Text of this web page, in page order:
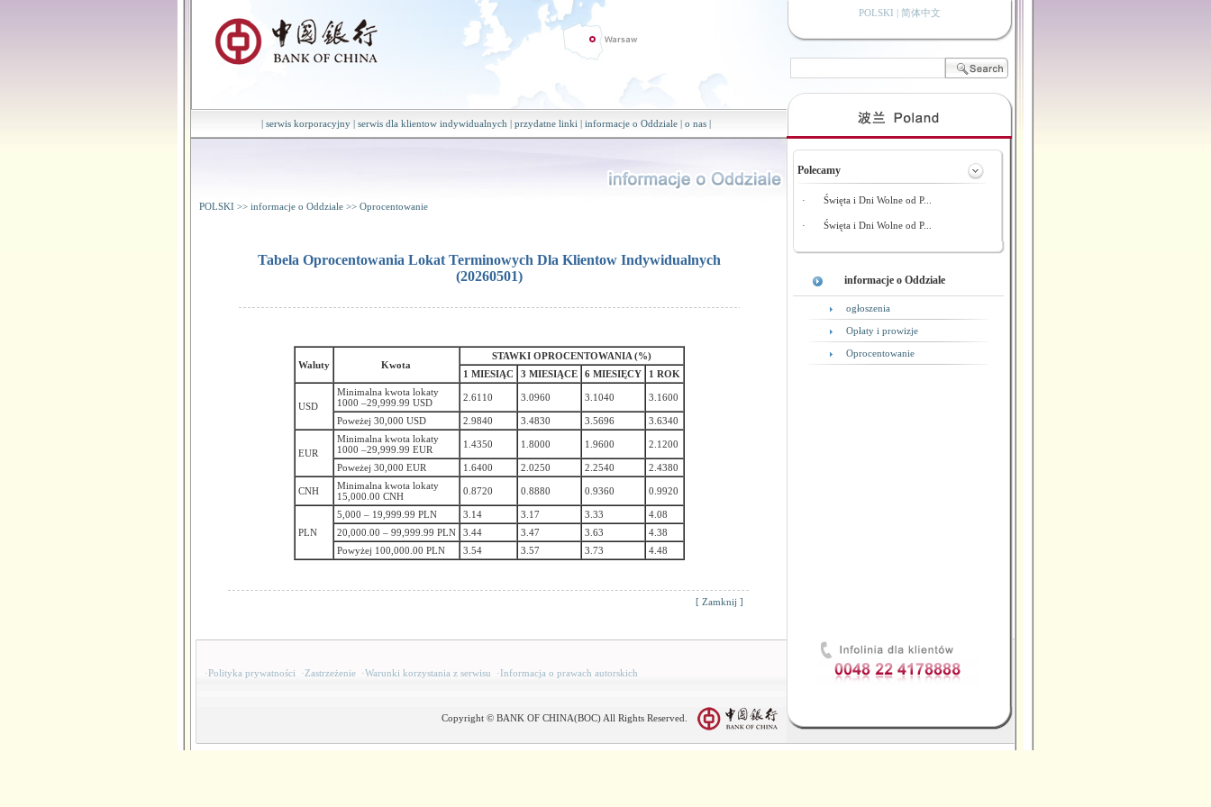
| serwis korporacyjny | serwis dla klientow indywidualnych | przydatne linki | informacje o Oddziale | o nas |
POLSKI | 简体中文
POLSKI >> informacje o Oddziale >> Oprocentowanie
Tabela Oprocentowania Lokat Terminowych Dla Klientow Indywidualnych
(20260501)
Waluty Kwota
STAWKI OPROCENTOWANIA (%)
1 MIESIĄC
3 MIESIĄCE 6 MIESIĘCY 1 ROK
USD
Minimalna kwota lokaty
1000 –29,999.99 USD
2.6110 3.0960 3.1040 3.1600
Poweżej 30,000 USD 2.9840 3.4830 3.5696 3.6340
EUR
Minimalna kwota lokaty
1000 –29,999.99 EUR
1.4350 1.8000 1.9600 2.1200
Poweżej 30,000 EUR 1.6400 2.0250 2.2540 2.4380
CNH
Minimalna kwota lokaty
15,000.00 CNH
0.8720 0.8880 0.9360 0.9920
PLN
5,000 – 19,999.99 PLN 3.14 3.17 3.33
4.08
20,000.00 – 99,999.99 PLN
3.44 3.47 3.63
4.38
Powyżej 100,000.00 PLN
3.54 3.57 3.73 4.48
[ Zamknij ]
Polecamy
· Święta i Dni Wolne od P...
· Święta i Dni Wolne od P...
informacje o Oddziale
ogłoszenia
Opłaty i prowizje
Oprocentowanie
·Polityka prywatności ·Zastrzeżenie ·Warunki korzystania z serwisu ·Informacja o prawach autorskich
Copyright © BANK OF CHINA(BOC) All Rights Reserved.